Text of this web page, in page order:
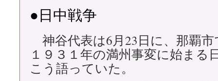
●日中戦争
神谷代表は6月23日に、那覇
１９３１年の満州事変に始まる
こう語っていた。